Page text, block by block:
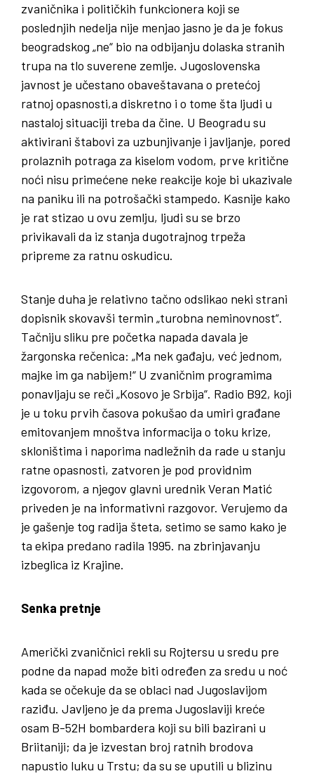
zvaničnika i političkih funkcionera koji se
poslednjih nedelja nije menjao jasno je da je fokus
beogradskog „ne“ bio na odbijanju dolaska stranih
trupa na tlo suverene zemlje. Jugoslovenska
javnost je učestano obaveštavana o pretećoj
ratnoj opasnosti,a diskretno i o tome šta ljudi u
nastaloj situaciji treba da čine. U Beogradu su
aktivirani štabovi za uzbunjivanje i javljanje, pored
prolaznih potraga za kiselom vodom, prve kritične
noći nisu primećene neke reakcije koje bi ukazivale
na paniku ili na potrošački stampedo. Kasnije kako
je rat stizao u ovu zemlju, ljudi su se brzo
privikavali da iz stanja dugotrajnog trpeža
pripreme za ratnu oskudicu.
Stanje duha je relativno tačno odslikao neki strani
dopisnik skovavši termin „turobna neminovnost“.
Tačniju sliku pre početka napada davala je
žargonska rečenica: „Ma nek gađaju, već jednom,
majke im ga nabijem!“ U zvaničnim programima
ponavljaju se reči „Kosovo je Srbija“. Radio B92, koji
je u toku prvih časova pokušao da umiri građane
emitovanjem mnoštva informacija o toku krize,
skloništima i naporima nadležnih da rade u stanju
ratne opasnosti, zatvoren je pod providnim
izgovorom, a njegov glavni urednik Veran Matić
priveden je na informativni razgovor. Verujemo da
je gašenje tog radija šteta, setimo se samo kako je
ta ekipa predano radila 1995. na zbrinjavanju
izbeglica iz Krajine.
Senka pretnje
Američki zvaničnici rekli su Rojtersu u sredu pre
podne da napad može biti određen za sredu u noć
kada se očekuje da se oblaci nad Jugoslavijom
raziđu. Javljeno je da prema Jugoslaviji kreće
osam B-52H bombardera koji su bili bazirani u
Briitaniji; da je izvestan broj ratnih brodova
napustio luku u Trstu; da su se uputili u blizinu